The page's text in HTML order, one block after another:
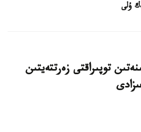
ۇلى
توپىراقتى زەرتتەيتىن